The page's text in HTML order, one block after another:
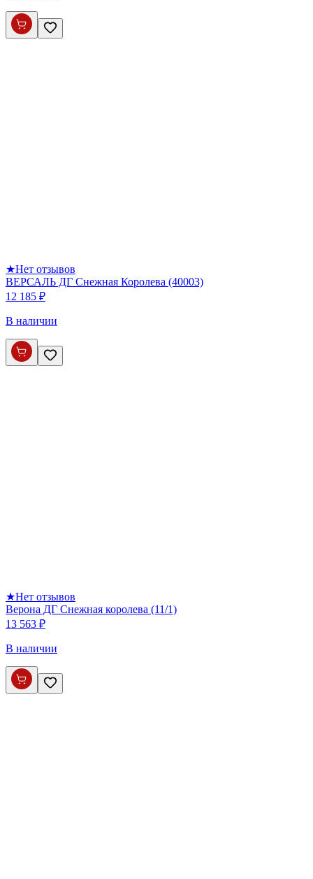
★Нет отзывов
ВЕРСАЛЬ ДГ Снежная Королева (40003)
12 185 ₽
В наличии
★Нет отзывов
Верона ДГ Снежная королева (11/1)
13 563 ₽
В наличии